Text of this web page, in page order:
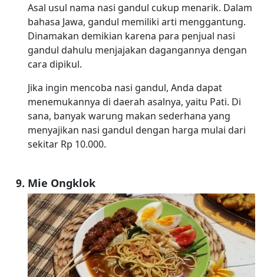
Asal usul nama nasi gandul cukup menarik. Dalam
bahasa Jawa, gandul memiliki arti menggantung.
Dinamakan demikian karena para penjual nasi
gandul dahulu menjajakan dagangannya dengan
cara dipikul.
Jika ingin mencoba nasi gandul, Anda dapat
menemukannya di daerah asalnya, yaitu Pati. Di
sana, banyak warung makan sederhana yang
menyajikan nasi gandul dengan harga mulai dari
sekitar Rp 10.000.
Mie Ongklok